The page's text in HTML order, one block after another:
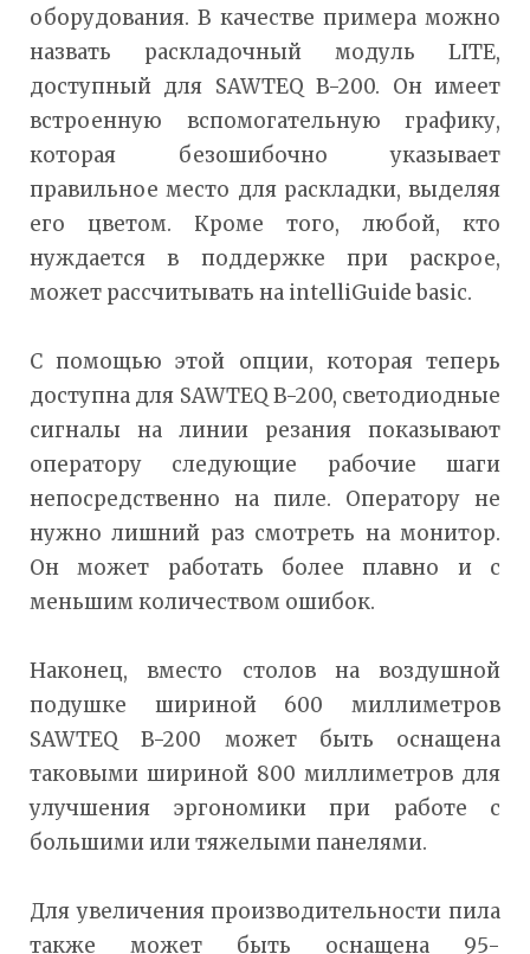
оборудования. В качестве примера можно
назвать раскладочный модуль LITE,
доступный для SAWTEQ B-200. Он имеет
встроенную вспомогательную графику,
которая безошибочно указывает
правильное место для раскладки, выделяя
его цветом. Кроме того, любой, кто
нуждается в поддержке при раскрое,
может рассчитывать на intelliGuide basic.
С помощью этой опции, которая теперь
доступна для SAWTEQ B-200, светодиодные
сигналы на линии резания показывают
оператору следующие рабочие шаги
непосредственно на пиле. Оператору не
нужно лишний раз смотреть на монитор.
Он может работать более плавно и с
меньшим количеством ошибок.
Наконец, вместо столов на воздушной
подушке шириной 600 миллиметров
SAWTEQ B-200 может быть оснащена
таковыми шириной 800 миллиметров для
улучшения эргономики при работе с
большими или тяжелыми панелями.
Для увеличения производительности пила
также может быть оснащена 95-